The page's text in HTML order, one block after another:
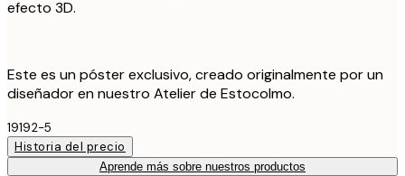
efecto 3D.
Este es un póster exclusivo, creado originalmente por un
diseñador en nuestro Atelier de Estocolmo.
19192-5
Historia del precio
Aprende más sobre nuestros productos